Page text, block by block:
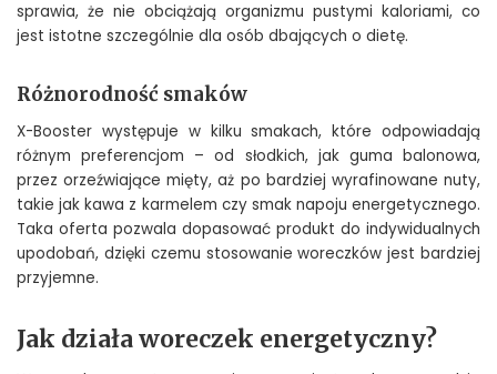
sprawia, że nie obciążają organizmu pustymi kaloriami, co
jest istotne szczególnie dla osób dbających o dietę.
Różnorodność smaków
X-Booster występuje w kilku smakach, które odpowiadają
różnym preferencjom – od słodkich, jak guma balonowa,
przez orzeźwiające mięty, aż po bardziej wyrafinowane nuty,
takie jak kawa z karmelem czy smak napoju energetycznego.
Taka oferta pozwala dopasować produkt do indywidualnych
upodobań, dzięki czemu stosowanie woreczków jest bardziej
przyjemne.
Jak działa woreczek energetyczny?